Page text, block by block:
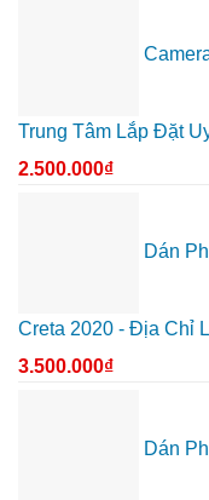
Trung Tâm Lắp Đặt
2.500.000₫
Dán
Creta 2020 - Địa Chỉ
3.500.000₫
Dán